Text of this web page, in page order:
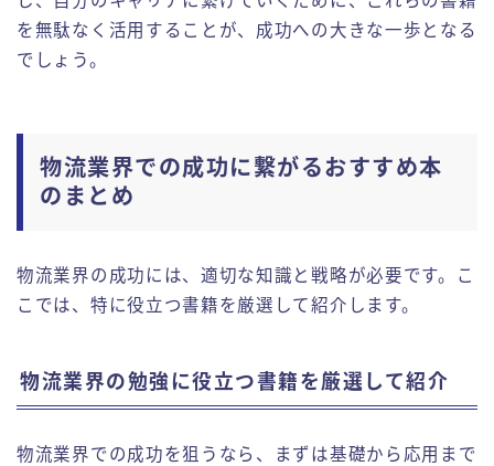
を無駄なく活用することが、成功への大きな一歩となる
でしょう。
物流業界での成功に繋がるおすすめ本
のまとめ
物流業界の成功には、適切な知識と戦略が必要です。こ
こでは、特に役立つ書籍を厳選して紹介します。
物流業界の勉強に役立つ書籍を厳選して紹介
物流業界での成功を狙うなら、まずは基礎から応用まで